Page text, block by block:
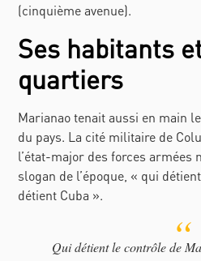
(cinquième avenue).
Ses habitants
quartiers
Marianao tenait aussi en main
du pays. La cité militaire de
l’état-major des forces armées
slogan de l’époque, « qui
détient Cuba ».
Qui détient le contrôle de